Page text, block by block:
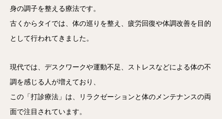
身の調子を整える療法です。
古くからタイでは、体の巡りを整え、疲労回復や体調改善を目的
として行われてきました。
現代では、デスクワークや運動不足、ストレスなどによる体の不
調を感じる人が増えており、
この「打診療法」は、リラクゼーションと体のメンテナンスの両
面で注目されています。